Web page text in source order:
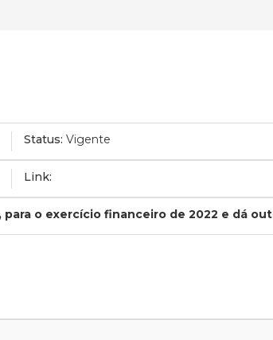
Status: Vigente
Link:
para o exercício financeiro de 2022 e dá